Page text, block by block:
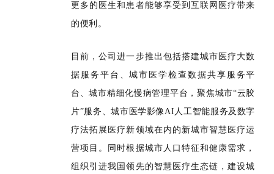
更多的医生和患者能够享受到互联网医疗带来
的便利。
目前，公司进一步推出包括搭建城市医疗大数
据服务平台、城市医学检查数据共享服务平
台、城市精细化慢病管理平台，聚焦城市“云胶
片”服务、城市医学影像AI人工智能服务及数字
疗法拓展医疗新领域在内的新城市智慧医疗运
营项目。同时根据城市人口特征和健康需求，
组织引进我国领先的智慧医疗生态链，建设城